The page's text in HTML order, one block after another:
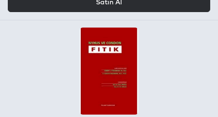
Satın Al